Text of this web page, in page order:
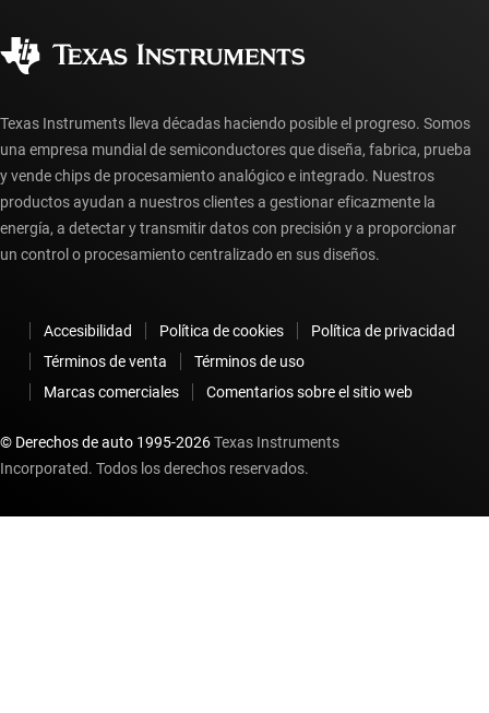
Preguntas frecuentes sobre la cuenta myTI
Texas Instruments lleva décadas haciendo posible el progreso. Somos
una empresa mundial de semiconductores que diseña, fabrica, prueba
y vende chips de procesamiento analógico e integrado. Nuestros
productos ayudan a nuestros clientes a gestionar eficazmente la
energía, a detectar y transmitir datos con precisión y a proporcionar
un control o procesamiento centralizado en sus diseños.
Accesibilidad Política de cookies
Política de privacidad
Términos de venta
Términos de uso
Marcas comerciales
Comentarios sobre el sitio web
© Derechos de auto 1995-2026Texas Instruments
Incorporated. Todos los derechos reservados.